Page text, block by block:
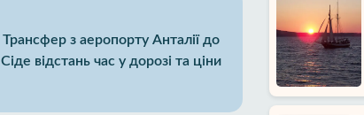
Трансфер з аеропорту Анталії до
Сіде відстань час у дорозі та ціни